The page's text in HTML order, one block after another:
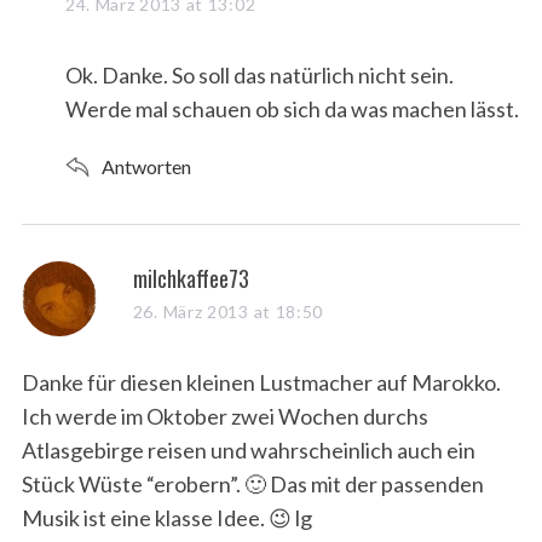
s
:
24. März 2013 at 13:02
Ok. Danke. So soll das natürlich nicht sein.
Werde mal schauen ob sich da was machen lässt.
Antworten
s
a
s
:
milchkaffee73
26. März 2013 at 18:50
Danke für diesen kleinen Lustmacher auf Marokko.
Ich werde im Oktober zwei Wochen durchs
Atlasgebirge reisen und wahrscheinlich auch ein
Stück Wüste “erobern”. 🙂 Das mit der passenden
Musik ist eine klasse Idee. 😉 lg